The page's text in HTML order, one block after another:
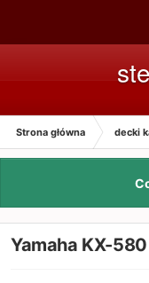
Strona główna decki
Yamaha KX-580